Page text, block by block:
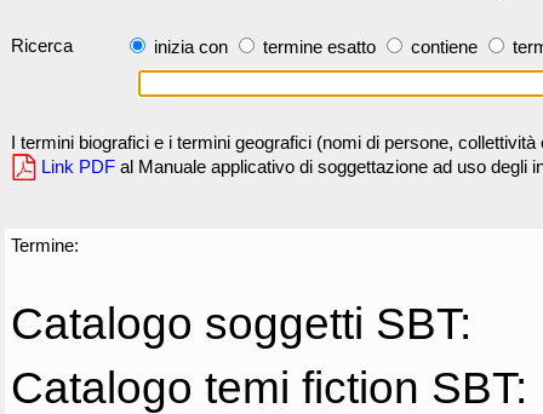
Ricerca inizia con termine esatto contiene
I termini biografici e i termini geografici (nomi di persone,
Link PDF al Manuale applicativo di soggettazione ad uso degli
Termine:
Catalogo soggetti SBT:
Catalogo temi fiction SBT: